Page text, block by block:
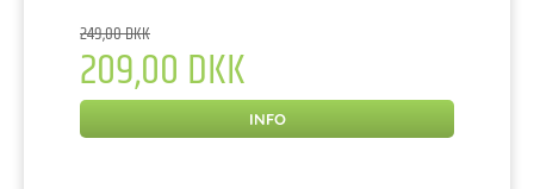
249,00 DKK
209,00 DKK
INFO